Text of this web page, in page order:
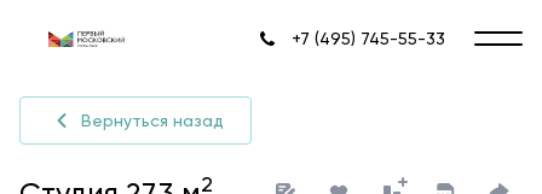
+7 (495) 745-55-33
Вернуться назад
2